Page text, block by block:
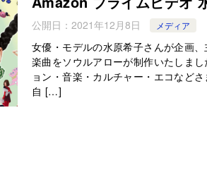
公開日： 2021年12月8日 メディア
女優・モデルの水原希子さんが企画
楽曲をソウルアローが制作いたしま
ョン・音楽・カルチャー・エコなど
自 […]